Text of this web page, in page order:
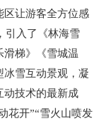
区让游客全方位感
引入了《林海雪
滑梯》《雪城温
冰雪互动景观，凝
动技术的最新成
花开”“雪火山喷发